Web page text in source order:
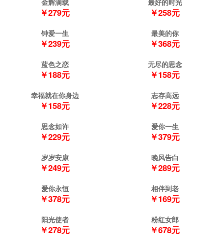
金辉满载
￥279元
最好的时光
￥258元
钟爱一生
￥239元
最美的你
￥368元
蓝色之恋
￥188元
无尽的思念
￥158元
幸福就在你身边
￥158元
志存高远
￥228元
思念如许
￥229元
爱你一生
￥379元
岁岁安康
￥249元
晚风告白
￥289元
爱你永恒
￥378元
相伴到老
￥169元
阳光使者
￥278元
粉红女郎
￥678元